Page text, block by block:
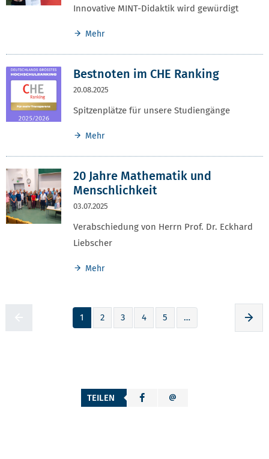
Innovative MINT-Didaktik wird gewürdigt
Mehr
Bestnoten im CHE Ranking
20.08.2025
Spitzenplätze für unsere Studiengänge
Mehr
20 Jahre Mathematik und
Menschlichkeit
03.07.2025
Verabschiedung von Herrn Prof. Dr. Eckhard
Liebscher
Mehr
Zur voherigen Seite
1 2 3 4 5 …
TEILEN